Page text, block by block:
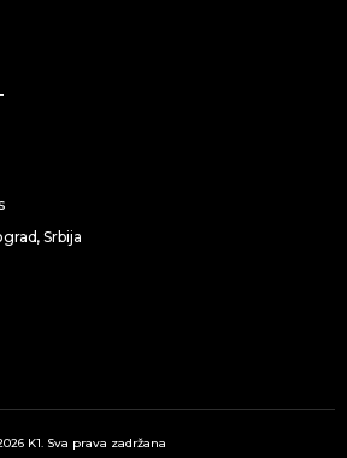
Srbija
K1. Sva prava zadržana